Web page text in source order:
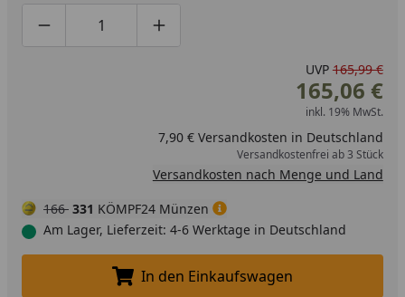
Produktmenge um eins verringern
Produktmenge manuell eingeben
Produktmenge um eins erhöhen
UVP 165,99 €
165,06 €
inkl. 19% MwSt.
7,90 € Versandkosten in Deutschland
Versandkostenfrei ab 3 Stück
Versandkosten nach Menge und Land
166 331 KÖMPF24 Münzen
Am Lager, Lieferzeit: 4-6 Werktage in Deutschland
In den Einkaufswagen legen
In den Einkaufswagen